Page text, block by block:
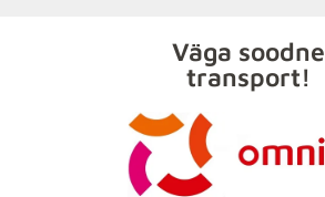
Väga soodne
transport!